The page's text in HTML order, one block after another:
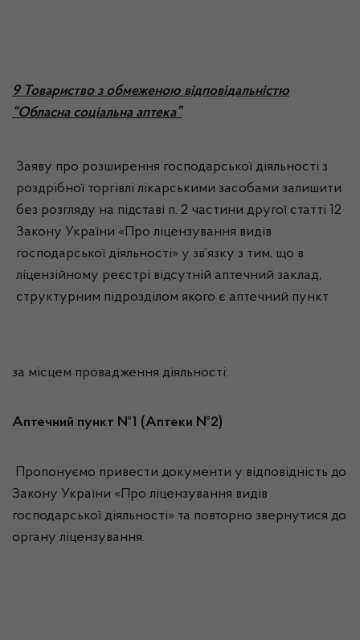
9 Товариство з обмеженою відповідальністю
“Обласна соціальна аптека”
Заяву про розширення господарської діяльності з
роздрібної торгівлі лікарськими засобами залишити
без розгляду на підставі п. 2 частини другої статті 12
Закону України «Про ліцензування видів
господарської діяльності» у зв’язку з тим, що в
ліцензійному реєстрі відсутній аптечний заклад,
структурним підрозділом якого є аптечний пункт
за місцем провадження діяльності:
Аптечний пункт №1 (Аптеки №2)
Пропонуємо привести документи у відповідність до
Закону України «Про ліцензування видів
господарської діяльності» та повторно звернутися до
органу ліцензування.